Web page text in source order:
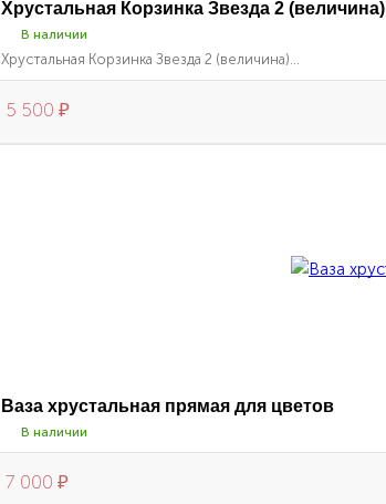
Хрустальная Корзинка Звезда 2 (величина)
В наличии
Хрустальная Корзинка Звезда 2 (величина)...
5 500 ₽
Ваза хрустальная прямая для цветов
В наличии
7 000 ₽